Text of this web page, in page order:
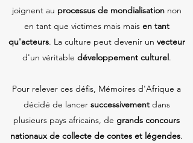
joignent au processus de mondialisation non
en tant que victimes mais mais en tant
qu'acteurs. La culture peut devenir un vecteur
d'un véritable développement culturel.
Pour relever ces défis, Mémoires d'Afrique a
décidé de lancer successivementdans
plusieurs pays africains, de grands concours
nationaux de collecte de contes et légendes.